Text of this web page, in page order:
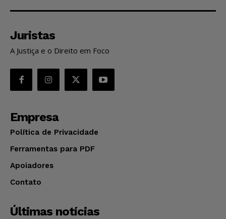
Juristas
A Justiça e o Direito em Foco
Empresa
Política de Privacidade
Ferramentas para PDF
Apoiadores
Contato
Últimas notícias